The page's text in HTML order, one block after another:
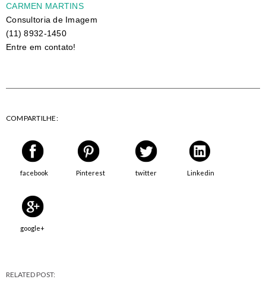
CARMEN MARTINS
Consultoria de Imagem
(11) 8932-1450
Entre em contato!
COMPARTILHE:
facebook Pinterest twitter Linkedin
google+
RELATED POST: